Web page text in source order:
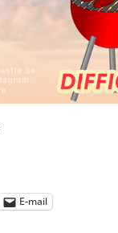
E-mail